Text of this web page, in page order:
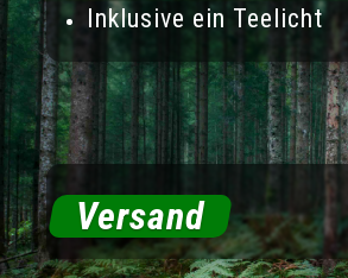
Inklusive ein Teelicht
Versand